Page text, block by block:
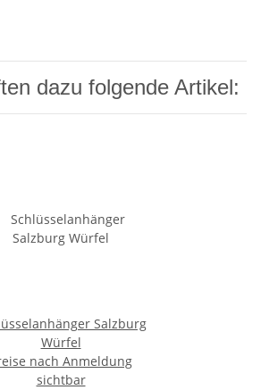
dazu folgende Artikel:
Salzburg
Würfel
nach Anmeldung
sichtbar